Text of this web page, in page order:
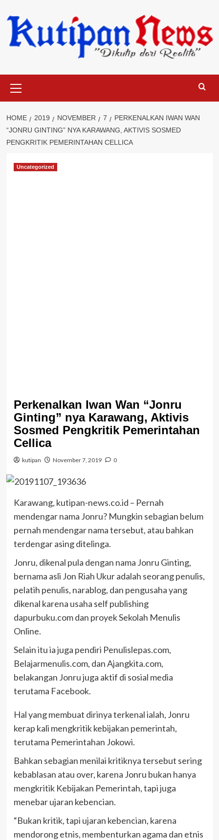
to
content
Menu
HOME 2019 NOVEMBER 7
PERKENALKAN IWAN WAN
“JONRU GINTING” NYA KARAWANG, AKTIVIS SOSMED
PENGKRITIK PEMERINTAHAN CELLICA
Uncategorized
Perkenalkan Iwan Wan “Jonru
Ginting” nya Karawang, Aktivis
Sosmed Pengkritik Pemerintahan
Cellica
kutipan November 7, 2019 0
Karawang, kutipan-news.co.id – Pernah
mendengar nama Jonru? Mungkin sebagian belum
pernah mendengar nama tersebut, atau bahkan
terdengar asing ditelinga.
Jonru, dikenal pula dengan nama Jonru Ginting,
bernama asli Jon Riah Ukur adalah seorang penulis,
pelatih penulis, narablog, dan pengusaha yang
dikenal karena usaha self publishing
dapurbuku.com dan proyek Sekolah Menulis
Online.
Selain itu ia juga pendiri Penulislepas.com,
Belajarmenulis.com, dan Ajangkita.com,
belakangan Jonru juga aktif di sosial media
terutama Facebook.
Hal yang membuat dirinya terkenal ialah, Jonru
kerap kali mengkritik kebijakan pemerintah,
terutama Pemerintahan Jokowi.
Bahkan sebagian menilai kritiknya tersebut sering
kebablasan atau over, karena Jonru bukan hanya
mengkritik Kebijakan Pemerintah, tapi juga
menebar ujaran kebencian.
“Bukan kritik, tapi ujaran kebencian, karena
mendorong etnis, membenturkan agama dan etnis